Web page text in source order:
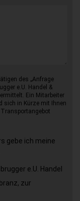
des „Anfrage
e.U. Handel &
Ein Mitarbeiter
sich in Kürze mit Ihnen
gebe ich meine
e.U. Handel
zur